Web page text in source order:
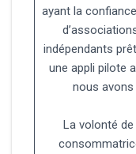
ayant la
indépendants
une appli pilote
nous avons
La volonté